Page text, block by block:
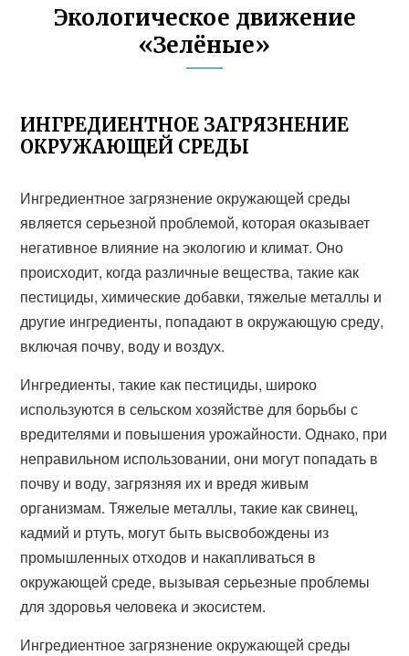
Экологическое движение
«Зелёные»
ИНГРЕДИЕНТНОЕ ЗАГРЯЗНЕНИЕ
ОКРУЖАЮЩЕЙ СРЕДЫ
Ингредиентное загрязнение окружающей среды
является серьезной проблемой, которая оказывает
негативное влияние на экологию и климат. Оно
происходит, когда различные вещества, такие как
пестициды, химические добавки, тяжелые металлы и
другие ингредиенты, попадают в окружающую среду,
включая почву, воду и воздух.
Ингредиенты, такие как пестициды, широко
используются в сельском хозяйстве для борьбы с
вредителями и повышения урожайности. Однако, при
неправильном использовании, они могут попадать в
почву и воду, загрязняя их и вредя живым
организмам. Тяжелые металлы, такие как свинец,
кадмий и ртуть, могут быть высвобождены из
промышленных отходов и накапливаться в
окружающей среде, вызывая серьезные проблемы
для здоровья человека и экосистем.
Ингредиентное загрязнение окружающей среды